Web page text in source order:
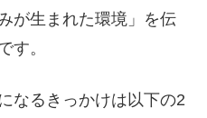
が生まれた環境」を伝
す。
なるきっかけは以下の2